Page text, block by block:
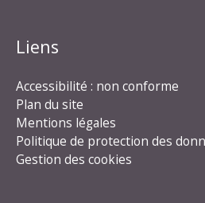
Liens
Accessibilité : non conforme
Plan du site
Mentions légales
Politique de protection des
Gestion des cookies